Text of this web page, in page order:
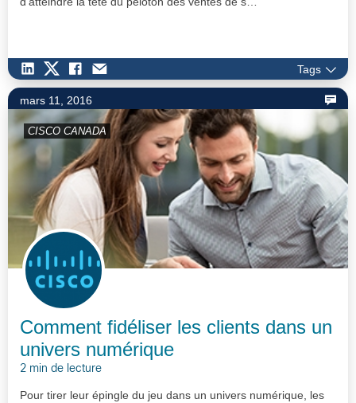
Tags
mars 11, 2016
CISCO CANADA
Comment fidéliser les clients dans un
univers numérique
2 min de lecture
Pour tirer leur épingle du jeu dans un univers numérique, les